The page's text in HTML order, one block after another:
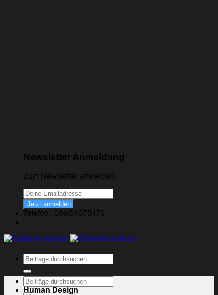
Newsletter Anmeldung
Zum Newsletter anmelden
Jetzt anmelden
Telefon.: 089/54075470
Human Design